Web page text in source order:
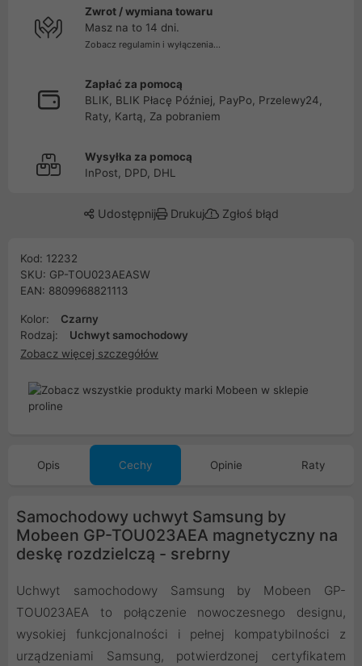
Zwrot / wymiana towaru
Masz na to 14 dni.
Zobacz regulamin i wyłączenia...
Zapłać za pomocą
BLIK, BLIK Płacę Później, PayPo, Przelewy24,
Raty, Kartą, Za pobraniem
Wysyłka za pomocą
InPost, DPD, DHL
Udostępnij Drukuj Zgłoś błąd
Kod: 12232
SKU: GP-TOU023AEASW
EAN: 8809968821113
Kolor:
Czarny
Rodzaj:
Uchwyt samochodowy
Zobacz więcej szczegółów
Opis Cechy Opinie Raty
Samochodowy uchwyt Samsung by
Mobeen GP-TOU023AEA magnetyczny na
deskę rozdzielczą - srebrny
Uchwyt samochodowy Samsung by Mobeen GP-
TOU023AEA to połączenie nowoczesnego designu,
wysokiej funkcjonalności i pełnej kompatybilności z
urządzeniami Samsung, potwierdzonej certyfikatem